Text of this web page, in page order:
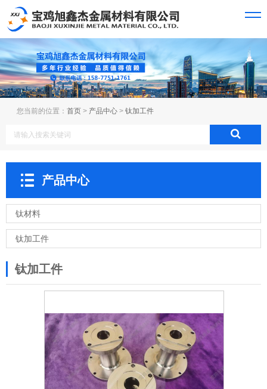
您当前的位置： 首页 > 产品中心 > 钛加工件
产品中心
钛材料
钛加工件
钛加工件